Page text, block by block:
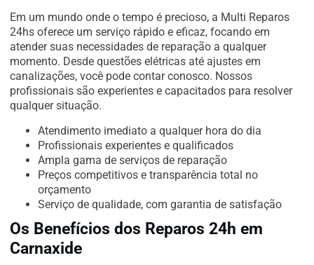
Em um mundo onde o tempo é precioso, a Multi Reparos
24hs oferece um serviço rápido e eficaz, focando em
atender suas necessidades de reparação a qualquer
momento. Desde questões elétricas até ajustes em
canalizações, você pode contar conosco. Nossos
profissionais são experientes e capacitados para resolver
qualquer situação.
Atendimento imediato a qualquer hora do dia
Profissionais experientes e qualificados
Ampla gama de serviços de reparação
Preços competitivos e transparência total no
orçamento
Serviço de qualidade, com garantia de satisfação
Os Benefícios dos Reparos 24h em
Carnaxide